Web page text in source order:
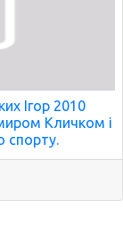
Ігор 2010
Кличком і
спорту.